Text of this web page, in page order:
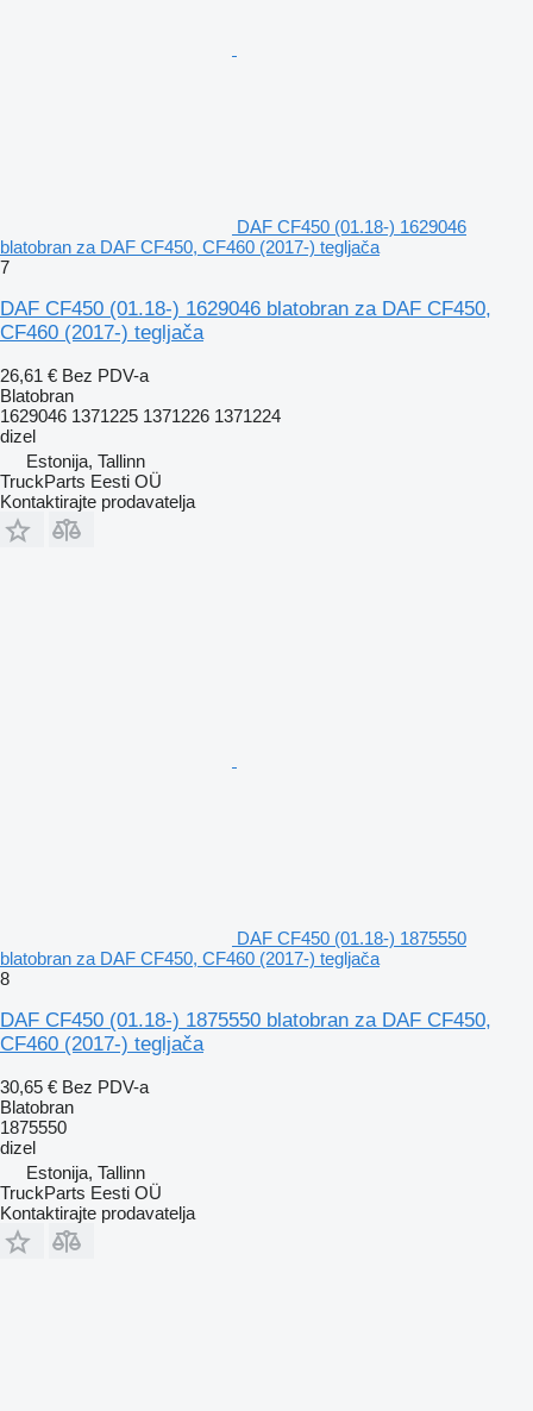
DAF CF450 (01.18-) 1629046
blatobran za DAF CF450, CF460 (2017-) tegljača
7
DAF CF450 (01.18-) 1629046 blatobran za DAF CF450,
CF460 (2017-) tegljača
26,61 € Bez PDV-a
Blatobran
1629046 1371225 1371226 1371224
dizel
Estonija, Tallinn
TruckParts Eesti OÜ
Kontaktirajte prodavatelja
DAF CF450 (01.18-) 1875550
blatobran za DAF CF450, CF460 (2017-) tegljača
8
DAF CF450 (01.18-) 1875550 blatobran za DAF CF450,
CF460 (2017-) tegljača
30,65 € Bez PDV-a
Blatobran
1875550
dizel
Estonija, Tallinn
TruckParts Eesti OÜ
Kontaktirajte prodavatelja